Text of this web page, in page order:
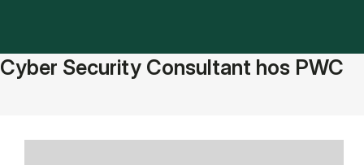
Cyber Security Consultant hos PWC